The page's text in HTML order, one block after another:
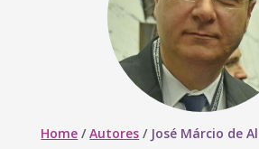
Home /Autores / José Márcio de